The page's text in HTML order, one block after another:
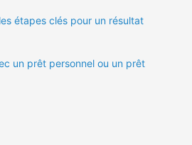
étapes clés pour un résultat
un prêt personnel ou un prêt